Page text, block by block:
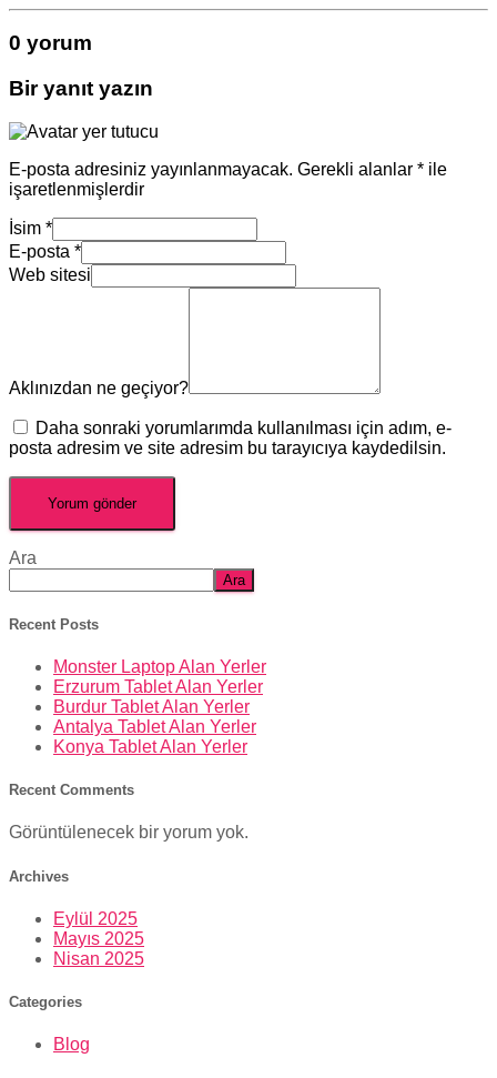
0 yorum
Bir yanıt yazın
E-posta adresiniz yayınlanmayacak. Gerekli alanlar * ile
işaretlenmişlerdir
İsim *
E-posta *
Web sitesi
Aklınızdan ne geçiyor?
Daha sonraki yorumlarımda kullanılması için adım, e-
posta adresim ve site adresim bu tarayıcıya kaydedilsin.
Ara
Ara
Recent Posts
Monster Laptop Alan Yerler
Erzurum Tablet Alan Yerler
Burdur Tablet Alan Yerler
Antalya Tablet Alan Yerler
Konya Tablet Alan Yerler
Recent Comments
Görüntülenecek bir yorum yok.
Archives
Eylül 2025
Mayıs 2025
Nisan 2025
Categories
Blog